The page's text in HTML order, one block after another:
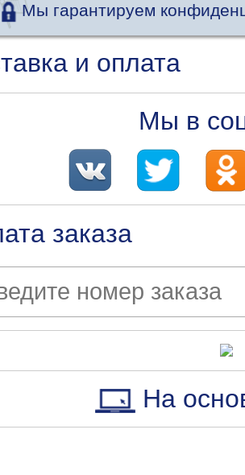
Мы гарантируем
и оплата
Мы в
заказа
На